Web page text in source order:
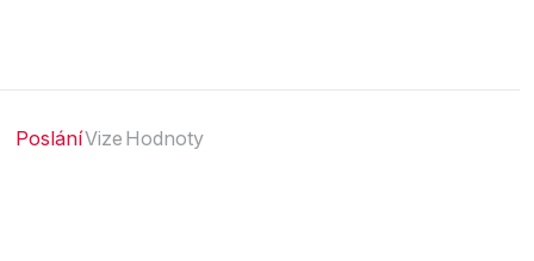
PosláníVize Hodnoty